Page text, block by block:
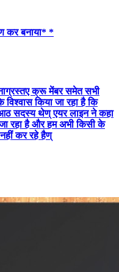
कर बनाया* *
क्रू मेंबर समेत सभी
विश्वास किया जा रहा है कि
सदस्य थेण् एयर लाइन ने कहा
रहा है और हम अभी किसी के
नहीं कर रहे हैण्